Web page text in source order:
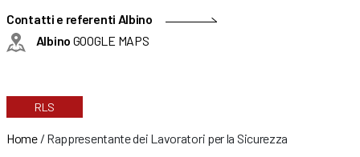
Contatti e referenti Albino
Albino GOOGLE MAPS
RLS
Home/ Rappresentante dei Lavoratori per la Sicurezza